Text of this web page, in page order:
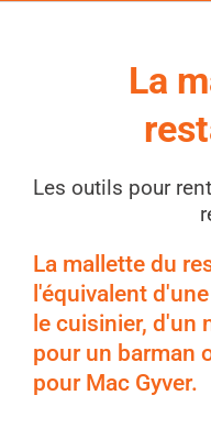
La
Les outils pour
La mallette du
l'équivalent
le cuisinier, d'un
pour un barman
pour Mac Gyver.